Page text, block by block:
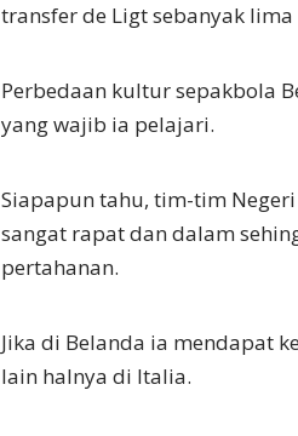
transfer de Ligt sebanyak lima
Perbedaan kultur sepakbola
yang wajib ia pelajari.
Siapapun tahu, tim-tim
sangat rapat dan dalam
pertahanan.
Jika di Belanda ia mendapat
lain halnya di Italia.